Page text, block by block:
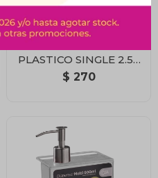
PLASTICO SINGLE 2.5L
NEGRO COZA
$ 270